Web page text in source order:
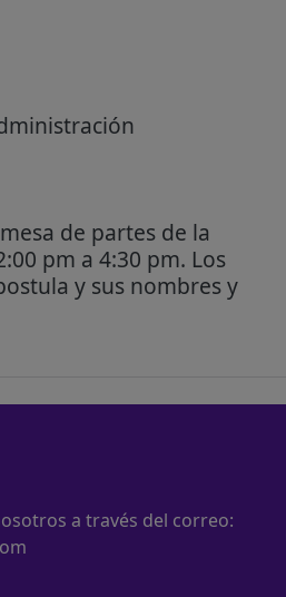
de partes de la
pm a 4:30 pm. Los
y sus nombres y
a través del correo: